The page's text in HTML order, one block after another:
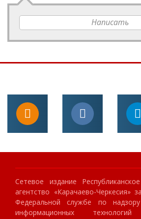
Написать
Сетевое издание
агентство «Карачаево-Черкесия»
Федеральной службе по
информационных